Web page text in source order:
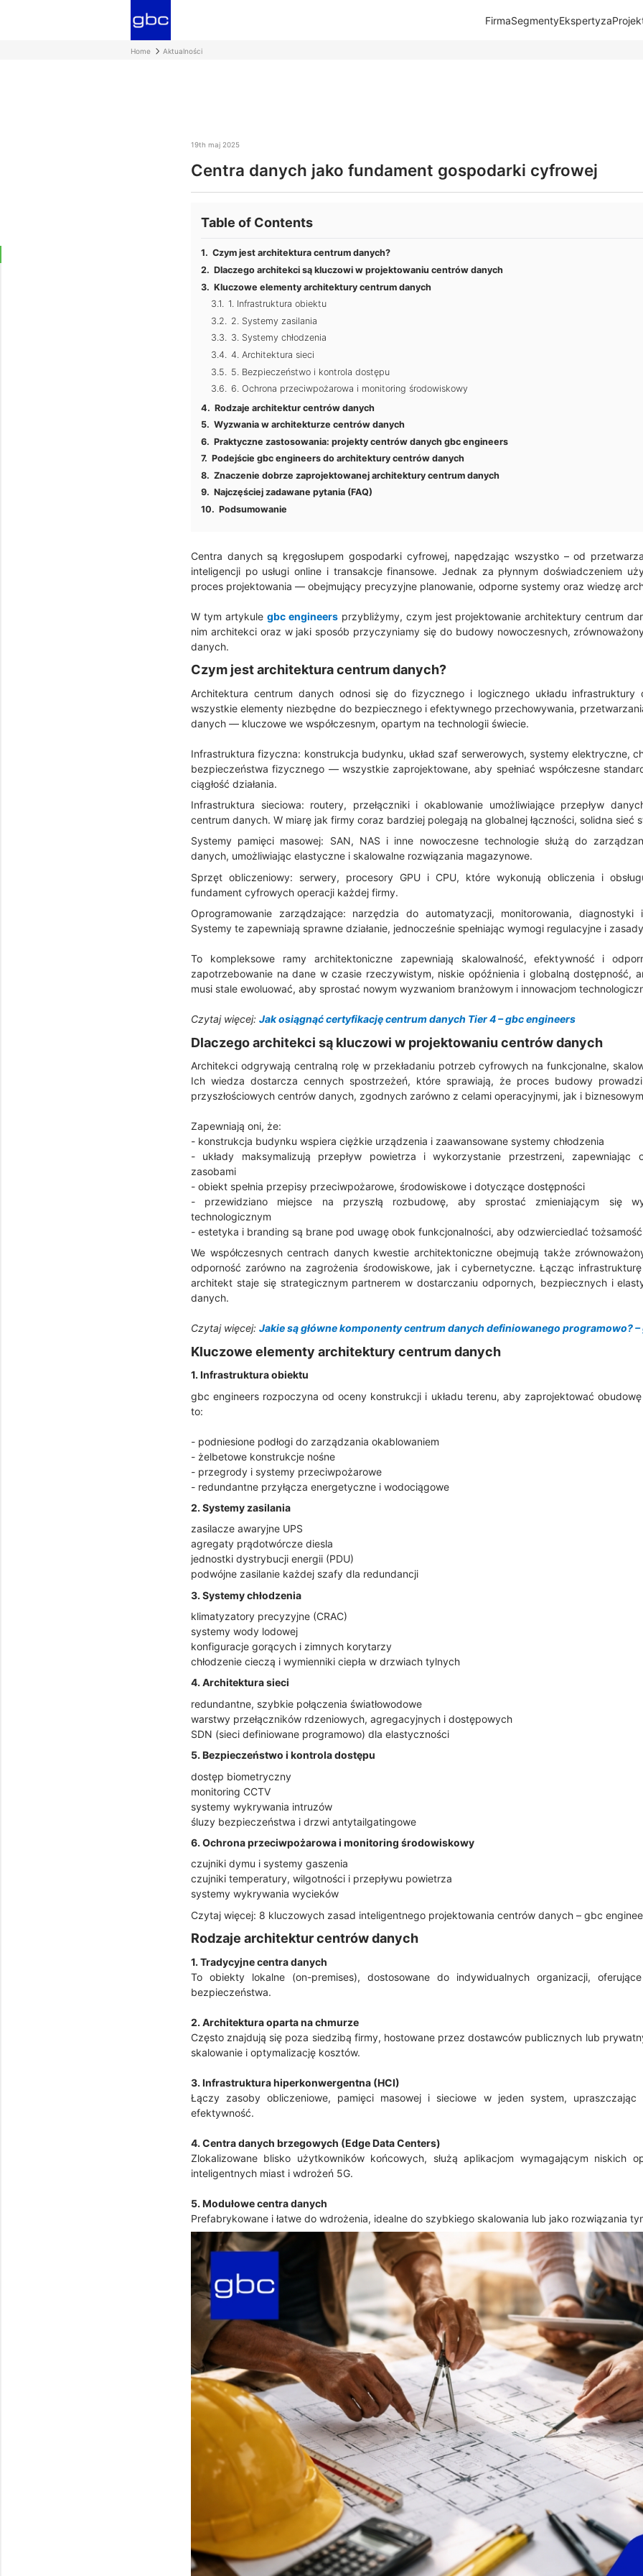
FirmaSegmentyEkspertyza
Home Aktualności
19th maj 2025
Centra danych jako fundament gospodarki cyfrowej
Table of Contents
Czym jest architektura centrum danych?
Dlaczego architekci są kluczowi w projektowaniu centrów danych
Kluczowe elementy architektury centrum danych
1. Infrastruktura obiektu
2. Systemy zasilania
3. Systemy chłodzenia
4. Architektura sieci
5. Bezpieczeństwo i kontrola dostępu
6. Ochrona przeciwpożarowa i monitoring środowiskowy
Rodzaje architektur centrów danych
Wyzwania w architekturze centrów danych
Praktyczne zastosowania: projekty centrów danych gbc engineers
Podejście gbc engineers do architektury centrów danych
Znaczenie dobrze zaprojektowanej architektury centrum danych
Najczęściej zadawane pytania (FAQ)
Podsumowanie
Centra danych są kręgosłupem gospodarki cyfrowej, napędzając wszystko – od
inteligencji po usługi online i transakcje finansowe. Jednak za płynnym doświadczeniem
proces projektowania — obejmujący precyzyjne planowanie, odporne systemy oraz wiedzę
W tym artykule gbc engineersprzybliżymy, czym jest projektowanie architektury centrum
nim architekci oraz w jaki sposób przyczyniamy się do budowy nowoczesnych,
danych.
Czym jest architektura centrum danych?
Architektura centrum danych odnosi się do fizycznego i logicznego układu infrastruktury
wszystkie elementy niezbędne do bezpiecznego i efektywnego przechowywania,
danych — kluczowe we współczesnym, opartym na technologii świecie.
Infrastruktura fizyczna: konstrukcja budynku, układ szaf serwerowych, systemy elektryczne,
bezpieczeństwa fizycznego — wszystkie zaprojektowane, aby spełniać współczesne
ciągłość działania.
Infrastruktura sieciowa: routery, przełączniki i okablowanie umożliwiające przepływ
centrum danych. W miarę jak firmy coraz bardziej polegają na globalnej łączności, solidna sieć
Systemy pamięci masowej: SAN, NAS i inne nowoczesne technologie służą do
danych, umożliwiając elastyczne i skalowalne rozwiązania magazynowe.
Sprzęt obliczeniowy: serwery, procesory GPU i CPU, które wykonują obliczenia i
fundament cyfrowych operacji każdej firmy.
Oprogramowanie zarządzające: narzędzia do automatyzacji, monitorowania, diagnostyki
Systemy te zapewniają sprawne działanie, jednocześnie spełniając wymogi regulacyjne i
To kompleksowe ramy architektoniczne zapewniają skalowalność, efektywność i
zapotrzebowanie na dane w czasie rzeczywistym, niskie opóźnienia i globalną dostępność,
musi stale ewoluować, aby sprostać nowym wyzwaniom branżowym i innowacjom
Czytaj więcej: Jak osiągnąć certyfikację centrum danych Tier 4 – gbc engineers
Dlaczego architekci są kluczowi w projektowaniu centrów danych
Architekci odgrywają centralną rolę w przekładaniu potrzeb cyfrowych na funkcjonalne,
Ich wiedza dostarcza cennych spostrzeżeń, które sprawiają, że proces budowy
przyszłościowych centrów danych, zgodnych zarówno z celami operacyjnymi, jak i
Zapewniają oni, że:
- konstrukcja budynku wspiera ciężkie urządzenia i zaawansowane systemy chłodzenia
- układy maksymalizują przepływ powietrza i wykorzystanie przestrzeni, zapewniając
zasobami
- obiekt spełnia przepisy przeciwpożarowe, środowiskowe i dotyczące dostępności
- przewidziano miejsce na przyszłą rozbudowę, aby sprostać zmieniającym się
technologicznym
- estetyka i branding są brane pod uwagę obok funkcjonalności, aby odzwierciedlać tożsamość
We współczesnych centrach danych kwestie architektoniczne obejmują także
odporność zarówno na zagrożenia środowiskowe, jak i cybernetyczne. Łącząc
architekt staje się strategicznym partnerem w dostarczaniu odpornych, bezpiecznych i
danych.
Czytaj więcej: Jakie są główne komponenty centrum danych definiowanego programowo?
Kluczowe elementy architektury centrum danych
1. Infrastruktura obiektu
gbc engineers rozpoczyna od oceny konstrukcji i układu terenu, aby zaprojektować
to:
- podniesione podłogi do zarządzania okablowaniem
- żelbetowe konstrukcje nośne
- przegrody i systemy przeciwpożarowe
- redundantne przyłącza energetyczne i wodociągowe
2. Systemy zasilania
zasilacze awaryjne UPS
agregaty prądotwórcze diesla
jednostki dystrybucji energii (PDU)
podwójne zasilanie każdej szafy dla redundancji
3. Systemy chłodzenia
klimatyzatory precyzyjne (CRAC)
systemy wody lodowej
konfiguracje gorących i zimnych korytarzy
chłodzenie cieczą i wymienniki ciepła w drzwiach tylnych
4. Architektura sieci
redundantne, szybkie połączenia światłowodowe
warstwy przełączników rdzeniowych, agregacyjnych i dostępowych
SDN (sieci definiowane programowo) dla elastyczności
5. Bezpieczeństwo i kontrola dostępu
dostęp biometryczny
monitoring CCTV
systemy wykrywania intruzów
śluzy bezpieczeństwa i drzwi antytailgatingowe
6. Ochrona przeciwpożarowa i monitoring środowiskowy
czujniki dymu i systemy gaszenia
czujniki temperatury, wilgotności i przepływu powietrza
systemy wykrywania wycieków
Czytaj więcej: 8 kluczowych zasad inteligentnego projektowania centrów danych – gbc
Rodzaje architektur centrów danych
1. Tradycyjne centra danych
To obiekty lokalne (on-premises), dostosowane do indywidualnych organizacji,
bezpieczeństwa.
2. Architektura oparta na chmurze
Często znajdują się poza siedzibą firmy, hostowane przez dostawców publicznych lub
skalowanie i optymalizację kosztów.
3. Infrastruktura hiperkonwergentna (HCI)
Łączy zasoby obliczeniowe, pamięci masowej i sieciowe w jeden system, upraszczając
efektywność.
4. Centra danych brzegowych (Edge Data Centers)
Zlokalizowane blisko użytkowników końcowych, służą aplikacjom wymagającym niskich
inteligentnych miast i wdrożeń 5G.
5. Modułowe centra danych
Prefabrykowane i łatwe do wdrożenia, idealne do szybkiego skalowania lub jako rozwiązania